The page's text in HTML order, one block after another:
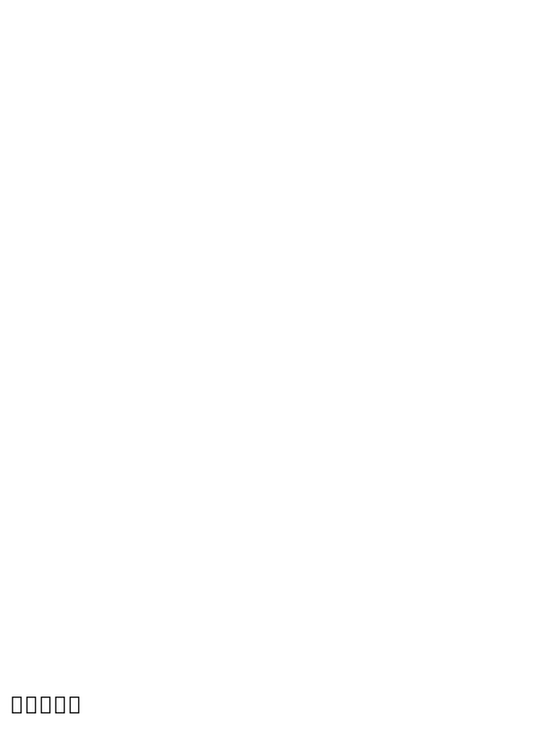
Facebook
Twitter
Instagram
Youtube